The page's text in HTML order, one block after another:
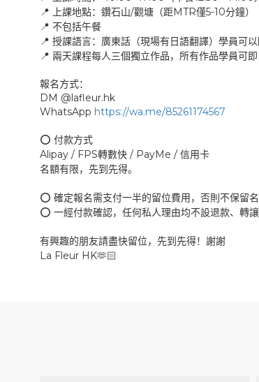
📍 上課地點：鑽石山/觀塘（距 MTR僅5-10分鐘）
📍 不包括午餐
📍 授課語言：廣東話（現場有日語翻譯）學員可
📍 兩天課程每人三個獨立作品，所有作品學員可
報名方式：
DM @lafleur.hk
WhatsApp https://wa.me/85261174567
⭕️ 付款方式
Alipay / FPS轉數快 / PayMe / 信用卡
名額有限，先到先得。
⭕️ 確定報名需支付一半的留位費用，否則不保留名
⭕️ 一經付款確認，任何私人理由均不設退款、轉讓
有興趣的朋友請盡快留位，先到先得！謝謝
La Fleur HK🫶🏻